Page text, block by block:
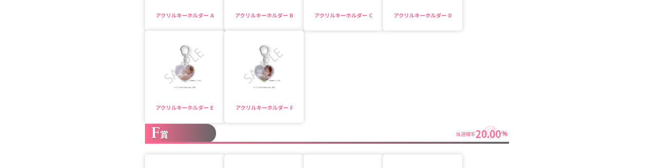
アクリルキーホルダー A アクリルキーホルダー B アクリルキーホルダー C アクリルキーホルダー D
アクリルキーホルダー E アクリルキーホルダー F
F賞 当選確率20.00%